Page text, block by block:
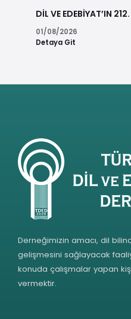
DİL VE EDEBİYAT’IN
01/08/2026
Detaya Git
Derneğimizin amacı, dil
gelişmesini sağlayacak
konuda çalışmalar yapan
vermektir.